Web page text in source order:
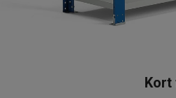
Kort